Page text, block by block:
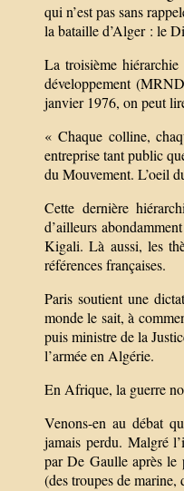
qui n’est pas sans
la bataille d’Alger : le
La troisième
développement
janvier 1976, on peut
« Chaque colline,
entreprise tant public
du Mouvement. L’oeil
Cette dernière
d’ailleurs
Kigali. Là aussi, les
références françaises.
Paris soutient une
monde le sait, à
puis ministre de la
l’armée en Algérie.
En Afrique, la guerre
Venons-en au débat
jamais perdu. Malgré
par De Gaulle après le
(des troupes de